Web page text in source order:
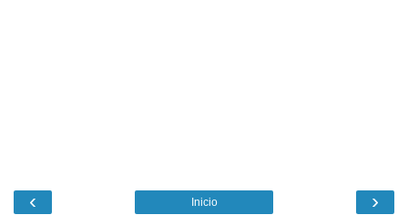
‹ ›
Inicio